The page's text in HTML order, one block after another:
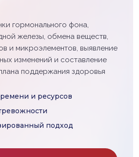
гормонального фона,
железы, обмена веществ,
и микроэлементов, выявление
изменений и составление
поддержания здоровья
и ресурсов
подход